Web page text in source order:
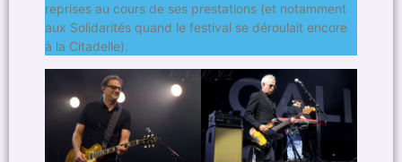
reprises au cours de ses prestations (et notamment
aux Solidarités quand le festival se déroulait encore
à la Citadelle).